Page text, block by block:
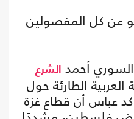
عن كل المفصولين
أحمد
الشرع
الطارئة حول
عباس أن قطاع غزة